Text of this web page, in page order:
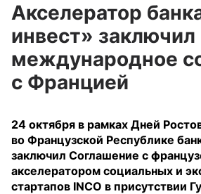
Акселератор
инвест» заключил
международное
с Францией
24 октября в рамках Дней
во Французской Республике
заключил Соглашение с
акселератором социальных и
стартапов INCO в присутствии